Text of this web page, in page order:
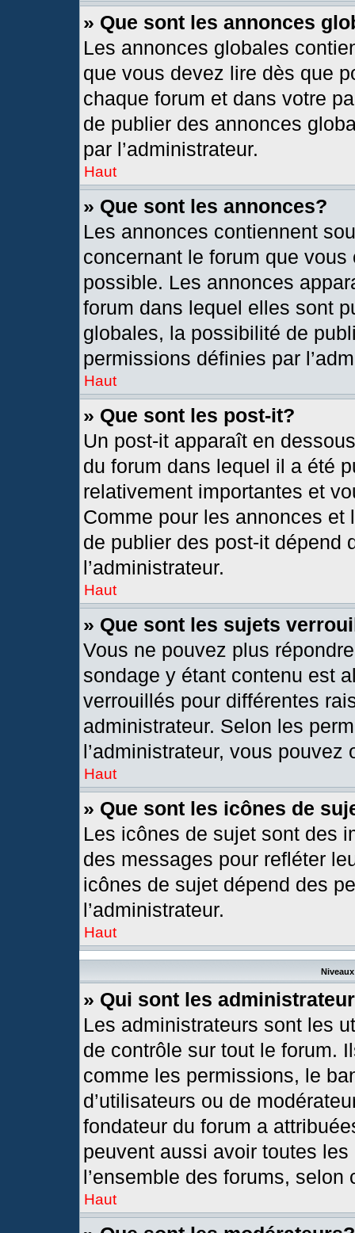
» Que sont les annonces
Les annonces globales
que vous devez lire dès que
chaque forum et dans votre
de publier des annonces
par l’administrateur.
Haut
» Que sont les annonces?
Les annonces contiennent
concernant le forum que
possible. Les annonces
forum dans lequel elles sont
globales, la possibilité de
permissions définies par
Haut
» Que sont les post-it?
Un post-it apparaît en
du forum dans lequel il a été
relativement importantes et
Comme pour les annonces
de publier des post-it dépend
l’administrateur.
Haut
» Que sont les sujets
Vous ne pouvez plus
sondage y étant contenu est
verrouillés pour différentes
administrateur. Selon les
l’administrateur, vous
Haut
» Que sont les icônes de
Les icônes de sujet sont des
des messages pour refléter
icônes de sujet dépend des
l’administrateur.
Haut
» Qui sont les
Les administrateurs sont les
de contrôle sur tout le forum.
comme les permissions, le
d’utilisateurs ou de
fondateur du forum a
peuvent aussi avoir toutes
l’ensemble des forums,
Haut